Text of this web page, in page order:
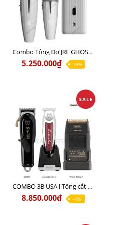
Combo Tông Đơ JRL GHOST 2 Limited Edition Chính Hãng USA
5.250.000₫ -19%
SALE
COMBO 3B USA l Tông cắt SENIOR + Tông viền DETAILER PRO LI + Cạo khô FINALE
8.850.000₫ -4%